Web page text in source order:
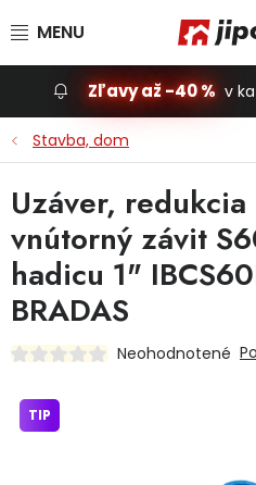
Slevoakce
Stavba, dom
Dielňa
Záhrada
Príslušenstvo pre
Vybavenie a hračky pre
Zľavy až -40 % v
Stavba, dom
Uzáver, redukcia
vnútorný závit
hadicu 1"
BRADAS
Neohodnotené
TIP